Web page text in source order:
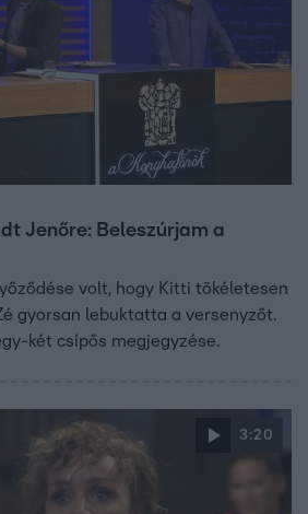
Jenőre: Beleszúrjam a
volt, hogy Kitti tökéletesen
gyorsan lebuktatta a versenyzőt.
két csípős megjegyzése.
3:20